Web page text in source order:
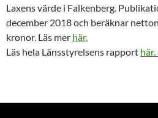
Laxens värde i Falkenberg.
december 2018 och beräknar
kronor. Läs mer här.
Läs hela Länsstyrelsens rapport här.